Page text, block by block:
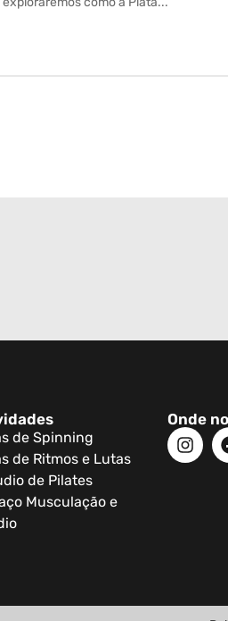
de Spinning
de Ritmos e Lutas
de Pilates
Musculação e
Onde